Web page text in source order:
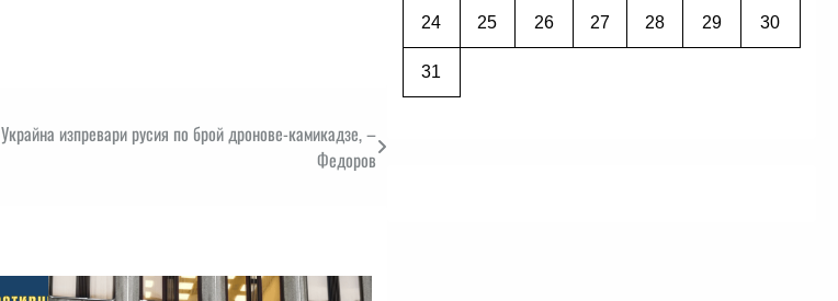
Украйна изпревари русия по брой дронове-камикадзе, –
Федоров
24 25 26 27 28 29 30
31